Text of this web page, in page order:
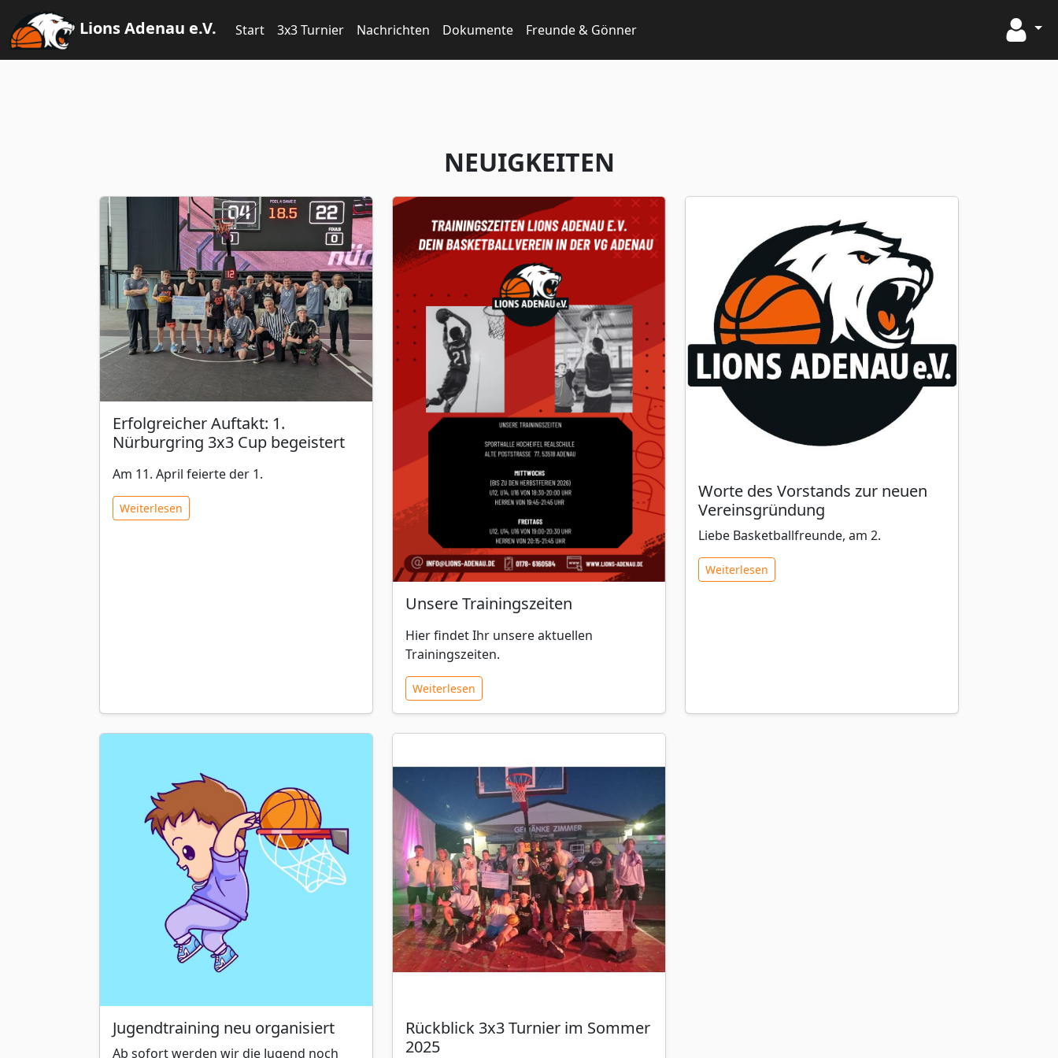
Lions Adenau e.V. Start 3x3 Turnier Nachrichten Dokumente Freunde & Gönner
NEUIGKEITEN
Erfolgreicher Auftakt: 1.
Nürburgring 3x3 Cup begeistert
Am 11. April feierte der 1.
Weiterlesen
Unsere Trainingszeiten
Hier findet Ihr unsere aktuellen
Trainingszeiten.
Weiterlesen
Worte des Vorstands zur neuen
Vereinsgründung
Liebe Basketballfreunde, am 2.
Weiterlesen
Jugendtraining neu organisiert
Ab sofort werden wir die Jugend noch
Rückblick 3x3 Turnier im Sommer
2025